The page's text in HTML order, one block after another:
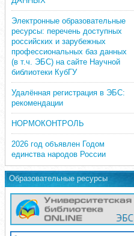
Электронные образовательные
ресурсы: перечень доступных
российских и зарубежных
профессиональных баз данных
(в т.ч. ЭБС) на сайте Научной
библиотеки КубГУ
Удалённая регистрация в ЭБС:
рекомендации
НОРМОКОНТРОЛЬ
2026 год объявлен Годом
единства народов России
Образовательные ресурсы